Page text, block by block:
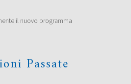
il nuovo programma
Passate